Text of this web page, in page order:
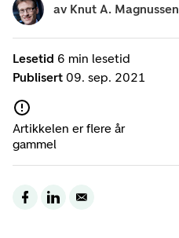
Lesetid 6 min lesetid
Publisert 09. sep. 2021
Artikkelen er flere år
gammel
av Knut A. Magnussen